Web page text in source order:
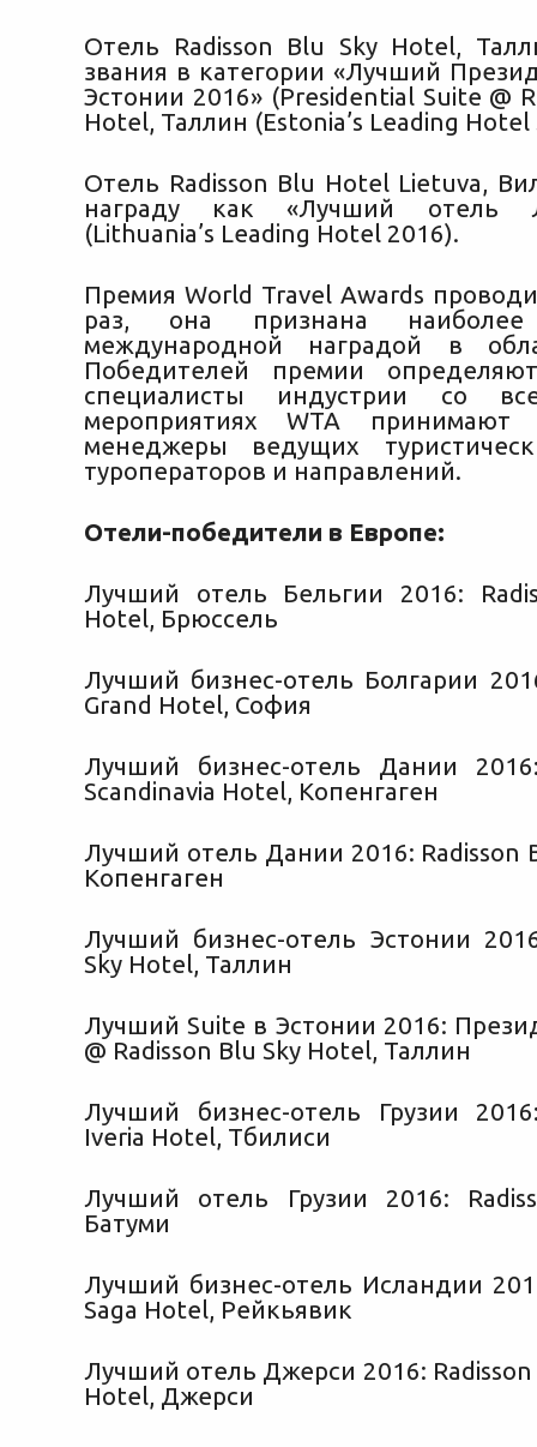
Отель Radisson Blu Sky Hotel,
звания в категории «Лучший
Эстонии 2016» (Presidential Suite @
Hotel, Таллин (Estonia’s Leading
Отель Radisson Blu Hotel Lietuva,
награду как «Лучший отель
(Lithuania’s Leading Hotel 2016).
Премия World Travel Awards
раз, она признана наиболее
международной наградой в
Победителей премии
специалисты индустрии со
мероприятиях WTA принимают
менеджеры ведущих
туроператоров и направлений.
Отели-победители в Европе:
Лучший отель Бельгии 2016:
Hotel, Брюссель
Лучший бизнес-отель Болгарии
Grand Hotel, София
Лучший бизнес-отель Дании
Scandinavia Hotel, Копенгаген
Лучший отель Дании 2016: Radisson
Копенгаген
Лучший бизнес-отель Эстонии
Sky Hotel, Таллин
Лучший Suite в Эстонии 2016:
@ Radisson Blu Sky Hotel, Таллин
Лучший бизнес-отель Грузии
Iveria Hotel, Тбилиси
Лучший отель Грузии 2016:
Батуми
Лучший бизнес-отель Исландии
Saga Hotel, Рейкьявик
Лучший отель Джерси 2016:
Hotel, Джерси